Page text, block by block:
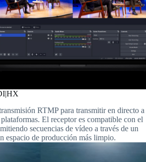
RTMP para transmitir en directo a
El receptor es compatible con el
secuencias de vídeo a través de un
espacio de producción más limpio.